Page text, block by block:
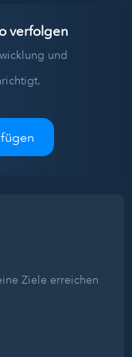
verfolgen
und
Ziele erreichen